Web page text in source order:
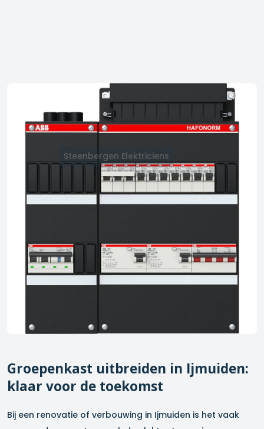
Groepenkast uitbreiden in Ijmuiden:
klaar voor de toekomst
Bij een renovatie of verbouwing in Ijmuiden is het vaak
Steenbergen Elektriciens